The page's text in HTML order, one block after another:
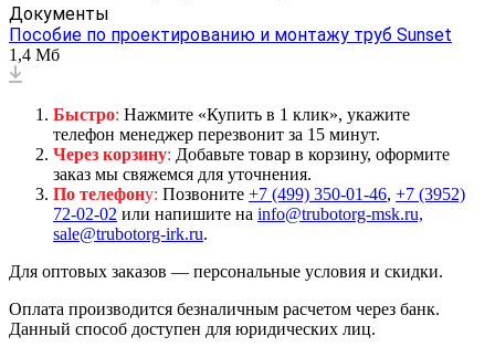
Документы
Пособие по проектированию и монтажу труб Sunset
1,4 Мб
Быстро: Нажмите «Купить в 1 клик», укажите
телефон менеджер перезвонит за 15 минут.
Через корзину: Добавьте товар в корзину, оформите
заказ мы свяжемся для уточнения.
По телефону: Позвоните +7 (499) 350-01-46, +7 (3952)
72-02-02 или напишите на info@trubotorg-msk.ru,
sale@trubotorg-irk.ru.
Для оптовых заказов — персональные условия и скидки.
Оплата производится безналичным расчетом через банк.
Данный способ доступен для юридических лиц.